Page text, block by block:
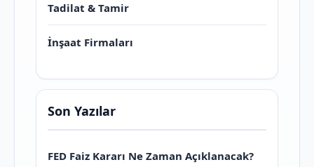
Tadilat & Tamir
İnşaat Firmaları
Son Yazılar
FED Faiz Kararı Ne Zaman Açıklanacak?